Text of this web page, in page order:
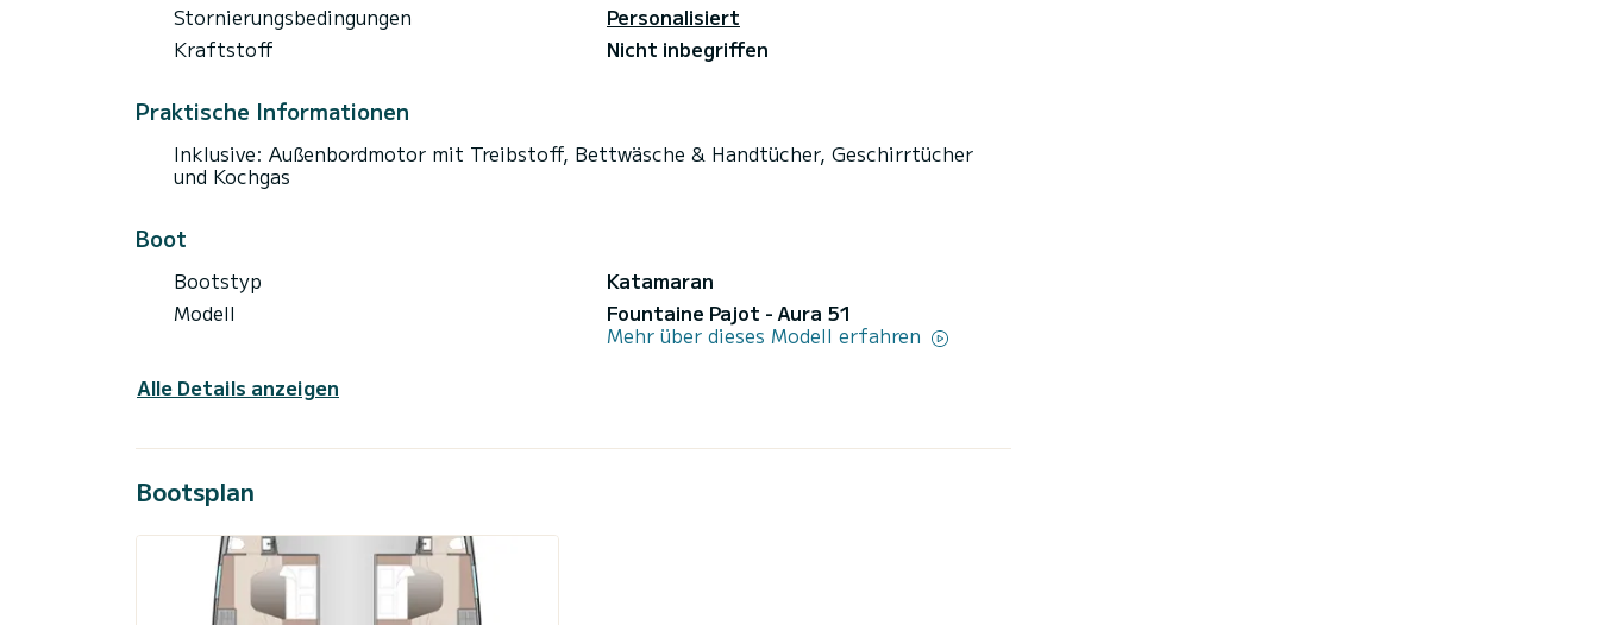
Stornierungsbedingungen
Personalisiert
Kraftstoff
Nicht inbegriffen
Praktische Informationen
Inklusive: Außenbordmotor mit Treibstoff, Bettwäsche & Handtücher, Geschirrtücher
und Kochgas
Boot
Bootstyp
Katamaran
Modell
Fountaine Pajot - Aura 51
Mehr über dieses Modell erfahren
Alle Details anzeigen
Bootsplan